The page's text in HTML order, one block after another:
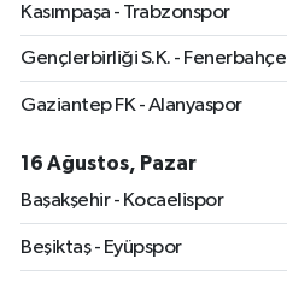
Kasımpaşa - Trabzonspor
Gençlerbirliği S.K. - Fenerbahçe
Gaziantep FK - Alanyaspor
16 Ağustos, Pazar
Başakşehir - Kocaelispor
Beşiktaş - Eyüpspor